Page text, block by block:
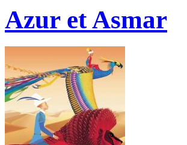
Azur et Asmar